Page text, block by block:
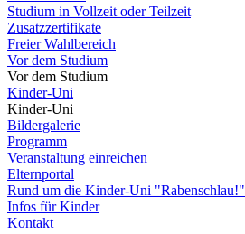
Studium in Vollzeit oder Teilzeit
Zusatzzertifikate
Freier Wahlbereich
Vor dem Studium
Vor dem Studium
Kinder-Uni
Kinder-Uni
Bildergalerie
Programm
Veranstaltung einreichen
Elternportal
Rund um die Kinder-Uni "Rabenschlau!"
Infos für Kinder
Kontakt